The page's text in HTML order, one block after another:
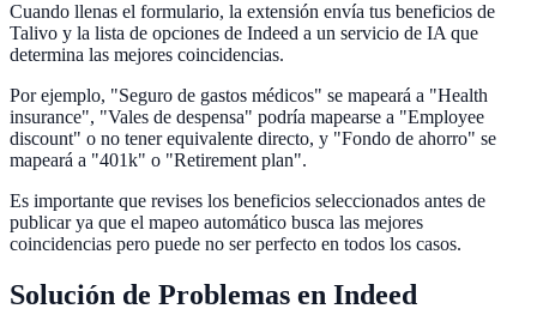
Cuando llenas el formulario, la extensión envía tus beneficios de
Talivo y la lista de opciones de Indeed a un servicio de IA que
determina las mejores coincidencias.
Por ejemplo, "Seguro de gastos médicos" se mapeará a "Health
insurance", "Vales de despensa" podría mapearse a "Employee
discount" o no tener equivalente directo, y "Fondo de ahorro" se
mapeará a "401k" o "Retirement plan".
Es importante que revises los beneficios seleccionados antes de
publicar ya que el mapeo automático busca las mejores
coincidencias pero puede no ser perfecto en todos los casos.
Solución de Problemas en Indeed